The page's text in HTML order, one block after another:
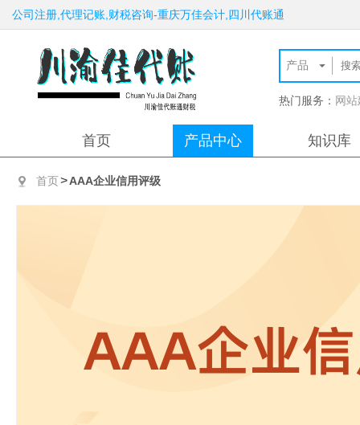
公司注册,代理记账,财税咨询-重庆万佳会计,四川代账通
热门服务： 网
首页 产品中心 知识库
首页> AAA企业信用评级